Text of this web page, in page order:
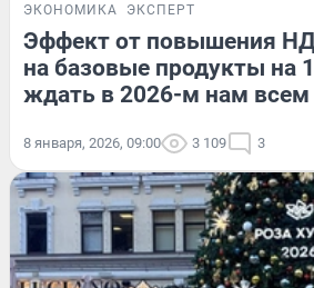
ЭКОНОМИКА ЭКСПЕРТ
Эффект от повышения
на базовые продукты на
ждать в 2026-м нам всем
8 января, 2026, 09:00 3 109 3